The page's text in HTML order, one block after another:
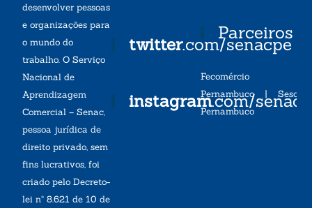
desenvolver pessoas
e organizações para
o mundo do
trabalho. O Serviço
Nacional de
Aprendizagem
Comercial – Senac,
pessoa jurídica de
direito privado, sem
fins lucrativos, foi
criado pelo Decreto-
lei nº 8.621 de 10 de
twitter.com/senacpe
instagram.com/
Parceiros
Fecomércio
Pernambuco| Sesc
Pernambuco